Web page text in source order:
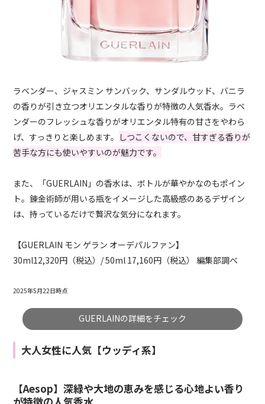
ラベンダー、ジャスミン サンバック、サンダルウッド、バニラ
の香りが引き立つオリエンタルな香りが特徴の人気香水。ラベ
ンダーのフレッシュな香りがオリエンタル特有の甘さをやわら
げ、すっきりと楽しめます。 しつこくないので、甘すぎる香りが
苦手な方にも使いやすいのが魅力です。
また、「GUERLAIN」の香水は、ボトルが華やかなのもポイン
ト。錬金術師が用いる瓶をイメージした高級感のあるデザイン
は、持っているだけで贅沢な気分になれます。
【GUERLAIN モン ゲラン オーデパルファン】
30ml12,320円（税込）/ 50ml 17,160円（税込） 編集部調べ
2025年5月22日時点
GUERLAINの詳細をチェック
大人女性に人気【ウッディ系】
【Aesop】深緑や大地の恵みを感じる心地よい香り